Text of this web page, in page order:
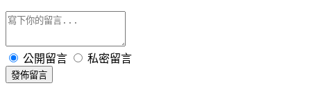
公開留言 私密留言
發佈留言